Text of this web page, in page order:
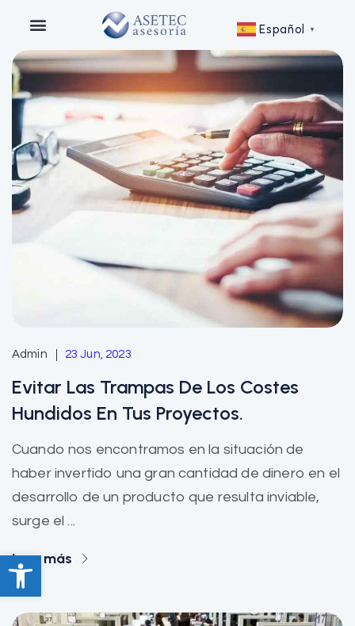
Abrir barra de herramientas
Español ▼
Admin 23 Jun, 2023
Evitar Las Trampas De Los Costes
Hundidos En Tus Proyectos.
Cuando nos encontramos en la situación de
haber invertido una gran cantidad de dinero en el
desarrollo de un producto que resulta inviable,
surge el ...
Leer más